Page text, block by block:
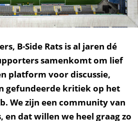
B-Side Rats is al jaren dé
samenkomt om lief
platform voor discussie,
gefundeerde kritiek op het
We zijn een community van
en dat willen we heel graag zo